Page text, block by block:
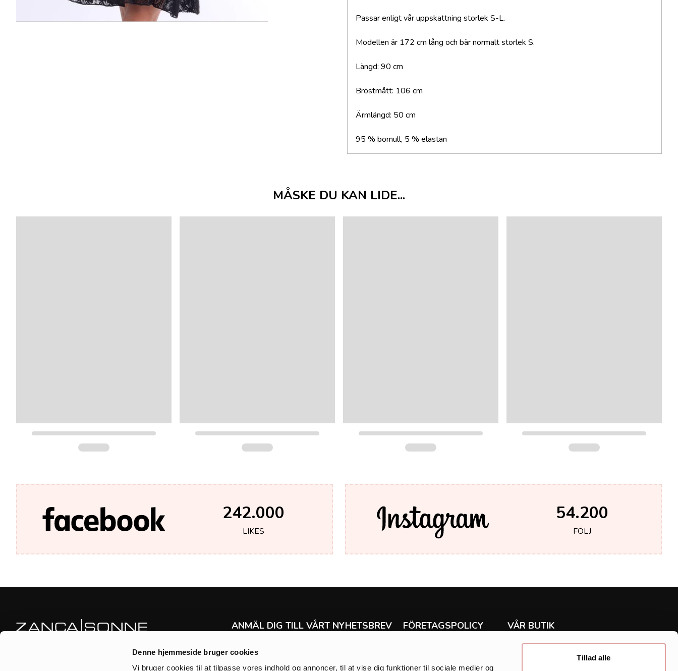
Denne hjemmeside bruger cookies
Vi bruger cookies til at tilpasse vores indhold og annoncer, til at vise dig funktioner til sociale medier og
Tillad alle
Passar enligt vår uppskattning storlek S-L.
Modellen är 172 cm lång och bär normalt storlek S.
Längd: 90 cm
Bröstmått: 106 cm
Ärmlängd: 50 cm
95 % bomull, 5 % elastan
MÅSKE DU KAN LIDE...
242.000
LIKES
54.200
FÖLJ
Zanca|Sonne är en helt fokuserad webbshop och fysisk butik.
Varje månad plockas artiklar för hand direkt från Paris, så att du
ANMÄL DIG TILL VÅRT NYHETSBREV
och försäljning till tävlingar, nya produkter och
mycket mycket mer.
FÖRETAGSPOLICY
Handelsvillkor
VÅR BUTIK